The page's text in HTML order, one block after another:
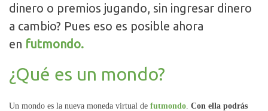
dinero o premios jugando, sin ingresar dinero
a cambio? Pues eso es posible ahora
en futmondo.
¿Qué es un mondo?
Un mondo es la nueva moneda virtual de futmondo Con ella podrás